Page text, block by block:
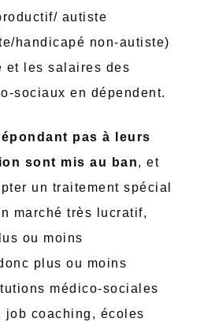
autiste
handicapé non-autiste)
et les salaires des
sociaux en dépendent.
pas à leurs
sont mis au ban, et
un traitement spécial
marché très lucratif,
ou moins
plus ou moins
médico-sociales
job coaching, écoles